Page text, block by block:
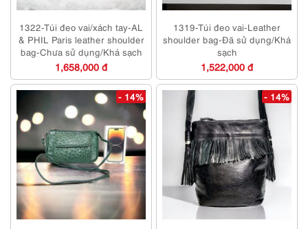
1322-Túi đeo vai/xách tay-AL
& PHIL Paris leather shoulder
bag-Chưa sử dụng/Khá sạch
1,658,000 đ
1319-Túi đeo vai-Leather
shoulder bag-Đã sử dụng/Khá
sạch
1,522,000 đ
- 14% - 14%